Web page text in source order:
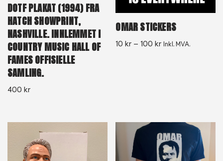
DOTF PLAKAT (1994) FRA
HATCH SHOWPRINT,
NASHVILLE. INNLEMMET I
COUNTRY MUSIC HALL OF
FAMES OFFISIELLE
SAMLING.
400 kr
OMAR STICKERS
10kr – 100kr Inkl. MVA.